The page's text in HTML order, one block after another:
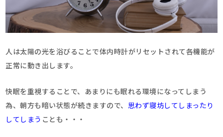
人は太陽の光を浴びることで体内時計がリセットされて各機能が
正常に動き出します。
快眠を重視することで、あまりにも眠れる環境になってしまう
為、朝方も暗い状態が続きますので、 思わず寝坊してしまったり
してしまう ことも・・・